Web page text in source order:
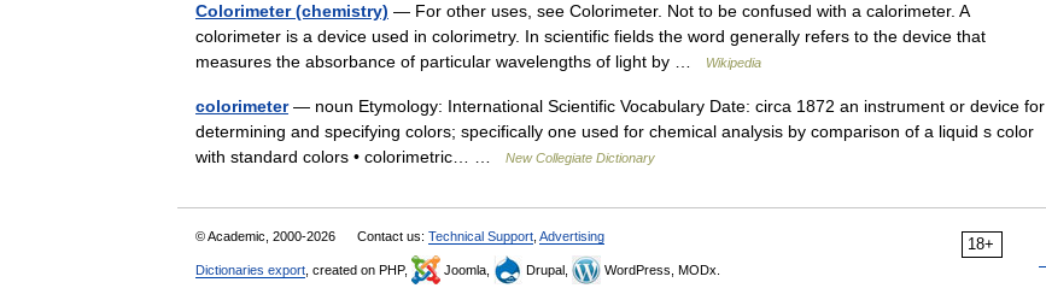
Colorimeter (chemistry) — For other uses, see Colorimeter. Not to be confused with a calorimeter. A
colorimeter is a device used in colorimetry. In scientific fields the word generally refers to the device that
measures the absorbance of particular wavelengths of light by …
Wikipedia
colorimeter— noun Etymology: International Scientific Vocabulary Date: circa 1872 an instrument or device for
determining and specifying colors; specifically one used for chemical analysis by comparison of a liquid s color
with standard colors • colorimetric… …
New Collegiate Dictionary
18+
© Academic, 2000-2026 Contact us: Technical Support Advertising
Dictionaries export , created on PHP, Joomla, Drupal, WordPress, MODx.